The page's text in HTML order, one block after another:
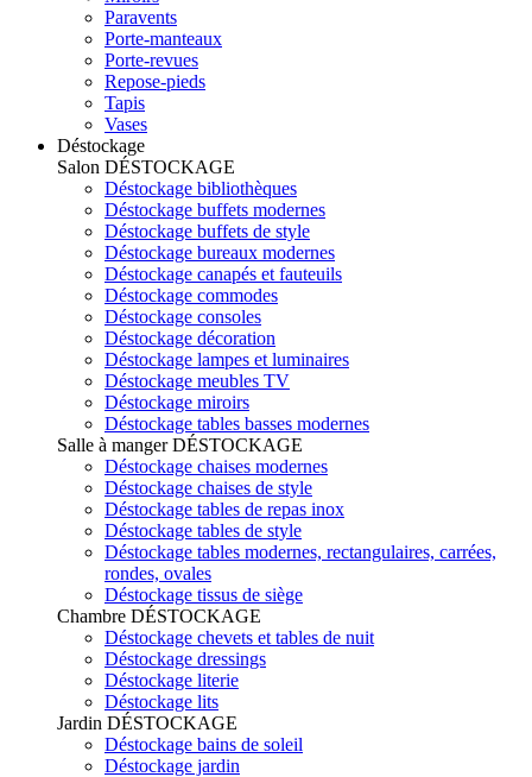
Paravents
Porte-manteaux
Porte-revues
Repose-pieds
Tapis
Vases
Déstockage
Salon DÉSTOCKAGE
Déstockage bibliothèques
Déstockage buffets modernes
Déstockage buffets de style
Déstockage bureaux modernes
Déstockage canapés et fauteuils
Déstockage commodes
Déstockage consoles
Déstockage décoration
Déstockage lampes et luminaires
Déstockage meubles TV
Déstockage miroirs
Déstockage tables basses modernes
Salle à mangerDÉSTOCKAGE
Déstockage chaises modernes
Déstockage chaises de style
Déstockage tables de repas inox
Déstockage tables de style
Déstockage tables modernes, rectangulaires, carrées,
rondes, ovales
Déstockage tissus de siège
Chambre DÉSTOCKAGE
Déstockage chevets et tables de nuit
Déstockage dressings
Déstockage literie
Déstockage lits
Jardin DÉSTOCKAGE
Déstockage bains de soleil
Déstockage jardin